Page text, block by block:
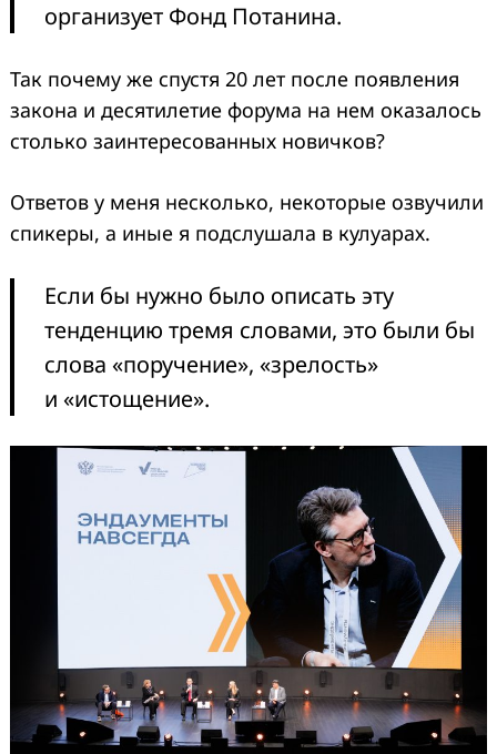
организует Фонд Потанина.
Так почему же спустя 20 лет после появления
закона и десятилетие форума на нем оказалось
столько заинтересованных новичков?
Ответов у меня несколько, некоторые озвучили
спикеры, а иные я подслушала в кулуарах.
Если бы нужно было описать эту
тенденцию тремя словами, это были бы
слова «поручение», «зрелость»
и «истощение».